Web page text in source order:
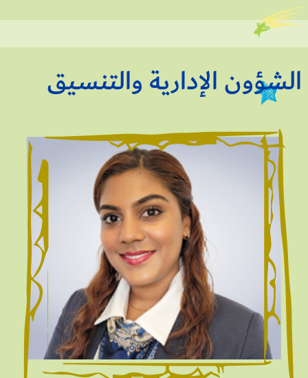
الشؤون الإدارية والتنسيق